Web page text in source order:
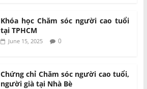
Khóa học Chăm sóc người cao tuổi
tại TPHCM
June 15, 2025 0
Chứng chỉ Chăm sóc người cao tuổi,
người già tại Nhà Bè